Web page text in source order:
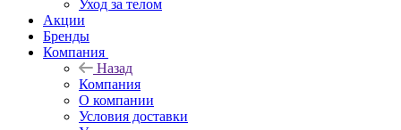
Уход за телом
Акции
Бренды
Компания
Назад
Компания
О компании
Условия доставки